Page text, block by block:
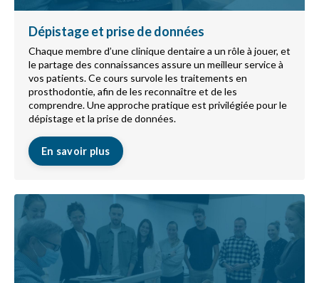
Dépistage et prise de données
Chaque membre d’une clinique dentaire a un rôle à jouer, et
le partage des connaissances assure un meilleur service à
vos patients. Ce cours survole les traitements en
prosthodontie, afin de les reconnaître et de les
comprendre. Une approche pratique est privilégiée pour le
dépistage et la prise de données.
En savoir plus